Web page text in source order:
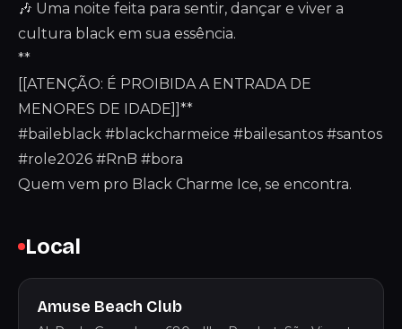
🎶 Uma noite feita para sentir, dançar e viver a
cultura black em sua essência.
**
[[ATENÇÃO: É PROIBIDA A ENTRADA DE
MENORES DE IDADE]]**
#baileblack #blackcharmeice #bailesantos #santos
#role2026 #RnB #bora
Quem vem pro Black Charme Ice, se encontra.
Local
Amuse Beach Club